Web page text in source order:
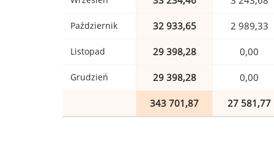
Październik 32 933,65 2 989,33
Listopad 29 398,28 0,00
Grudzień 29 398,28 0,00
343 701,87 27 581,77